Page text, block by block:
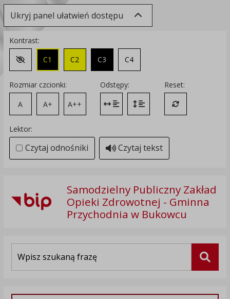
Ukryj panel ułatwień dostępu
Kontrast:
Zmień kontrast na domyślny
C1 C2 C3 C4
Rozmiar czcionki:
A
A+ A++
Odstępy:
Zmień odstęp między literami
Zmień interlinię i margines
Reset:
Przywróć
Lektor:
Czytaj odnośniki Czytaj tekst
Samodzielny Publiczny Zakład
Opieki Zdrowotnej - Gminna
Przychodnia w Bukowcu